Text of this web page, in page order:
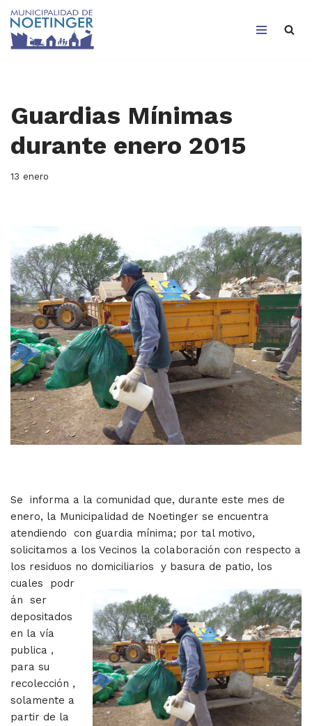
Saltar
Guardias Mínimas
durante enero 2015
13 enero
Se informa a la comunidad que, durante este mes de
enero, la Municipalidad de Noetinger se encuentra
atendiendo con guardia mínima; por tal motivo,
solicitamos a los Vecinos la colaboración con respecto a
los residuos no domiciliarios y basura de patio, los
cuales podr
án ser
depositados
en la vía
publica ,
para su
recolección ,
solamente a
partir de la